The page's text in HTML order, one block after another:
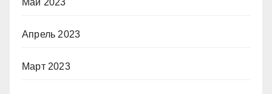
Апрель 2023
Март 2023